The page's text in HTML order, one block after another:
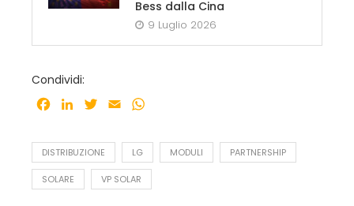
Bess dalla Cina
9 Luglio 2026
Condividi:
Facebook
LinkedInTwitter
Email
DISTRIBUZIONE LG MODULI PARTNERSHIP
SOLARE VP SOLAR